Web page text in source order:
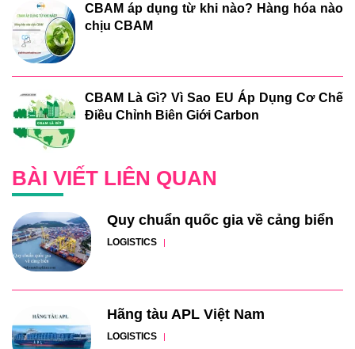
CBAM áp dụng từ khi nào? Hàng hóa nào
chịu CBAM
CBAM Là Gì? Vì Sao EU Áp Dụng Cơ Chế
Điều Chỉnh Biên Giới Carbon
BÀI VIẾT LIÊN QUAN
Quy chuẩn quốc gia về cảng biển
LOGISTICS
Hãng tàu APL Việt Nam
LOGISTICS